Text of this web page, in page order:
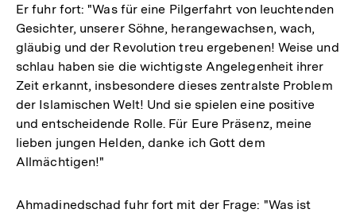
Er fuhr fort: "Was für eine Pilgerfahrt von leuchtenden
Gesichter, unserer Söhne, herangewachsen, wach,
gläubig und der Revolution treu ergebenen! Weise und
schlau haben sie die wichtigste Angelegenheit ihrer
Zeit erkannt, insbesondere dieses zentralste Problem
der Islamischen Welt! Und sie spielen eine positive
und entscheidende Rolle. Für Eure Präsenz, meine
lieben jungen Helden, danke ich Gott dem
Allmächtigen!"
Ahmadinedschad fuhr fort mit der Frage: "Was ist